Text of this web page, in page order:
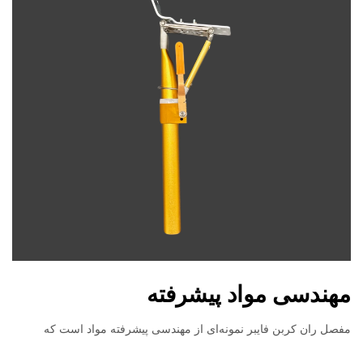
مهندسی مواد پیشرفته
مفصل ران کربن فایبر نمونه‌ای از مهندسی پیشرفته مواد است که